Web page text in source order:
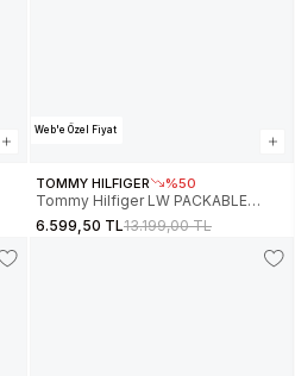
Web'e Özel Fiyat
TOMMY HILFIGER %50
Tommy Hilfiger LW PACKABLE
CARCOAT Erkek Lacivert Mont
MW0MW37651DW5
6.599,50 TL13.199,00 TL